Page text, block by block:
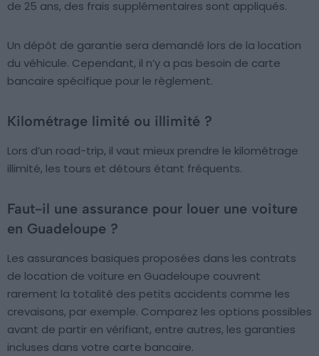
de 25 ans, des frais supplémentaires sont appliqués.
Un dépôt de garantie sera demandé lors de la location
du véhicule. Cependant, il n’y a pas besoin de carte
bancaire spécifique pour le règlement.
Kilométrage limité ou illimité ?
Lors d’un road-trip, il vaut mieux prendre le kilométrage
illimité, les tours et détours étant fréquents.
Faut-il une assurance pour louer une voiture
en Guadeloupe ?
Les assurances basiques proposées dans les contrats
de location de voiture en Guadeloupe couvrent
rarement la totalité des petits accidents comme les
crevaisons, par exemple. Comparez les options possibles
avant de partir en vérifiant, entre autres, les garanties
incluses dans votre carte bancaire.